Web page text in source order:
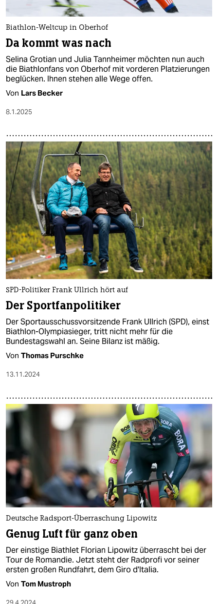
Biathlon-Weltcup in Oberhof
Da kommt was nach
Selina Grotian und Julia Tannheimer möchten nun auch
die Biathlonfans von Oberhof mit vorderen Platzierungen
beglücken. Ihnen stehen alle Wege offen.
Von Lars Becker
8.1.2025
SPD-Politiker Frank Ullrich hört auf
Der Sportfanpolitiker
Der Sportausschussvorsitzende Frank Ullrich (SPD), einst
Biathlon-Olympiasieger, tritt nicht mehr für die
Bundestagswahl an. Seine Bilanz ist mäßig.
Von Thomas Purschke
13.11.2024
Deutsche Radsport-Überraschung Lipowitz
Genug Luft für ganz oben
Der einstige Biathlet Florian Lipowitz überrascht bei der
Tour de Romandie. Jetzt steht der Radprofi vor seiner
ersten großen Rundfahrt, dem Giro d'Italia.
Von Tom Mustroph